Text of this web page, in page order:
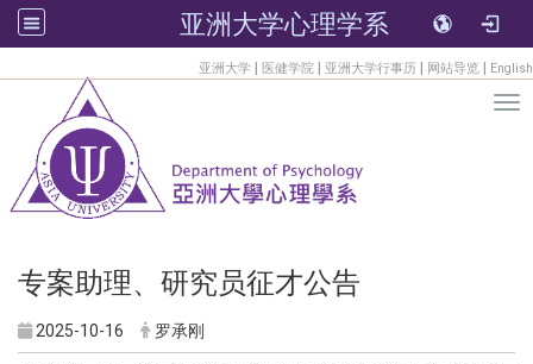
亚洲大学心理学系
亚洲大学 | 医健学院 | 亚洲大学行事历 | 网站导览 | English
专案助理、研究员征才公告
2025-10-16 罗承刚